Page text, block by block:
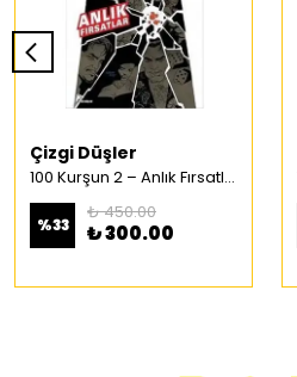
Çizgi Düşler
100 Kurşun 2 – Anlık Fırsatlar Türkçe Çizgi Roman
%33
₺ 450.00
₺ 300.00